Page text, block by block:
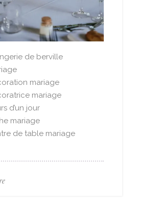
de berville
mariage
mariage
d’un jour
mariage
de table mariage